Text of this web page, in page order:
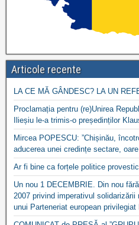
Articole recente
LA CE MĂ GÂNDESC? LA UN
Proclamația pentru (re)Unirea
Ilieșiu le-a trimis-o președinților
Mircea POPESCU: ”Chișinău,
aducerea unei credințe sectare,
Ar fi bine ca forțele politice
Un nou 1 DECEMBRIE. Din nou
2007 privind imperativul
unui Parteneriat european privilegiat